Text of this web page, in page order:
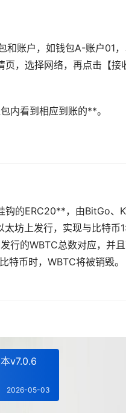
和账户，如钱包A-账户01
页，选择网络，再点击【
内看到相应到账的**。
的ERC20**，由BitGo
太坊上发行，实现与比特币
行的WBTC总数对应，并
特币时，WBTC将被销毁。
v7.0.6
2026-05-03